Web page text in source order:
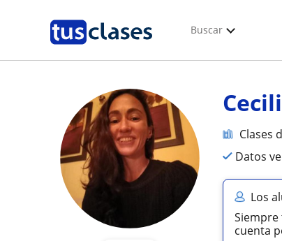
Buscar
Clases
Datos
Los
cuenta